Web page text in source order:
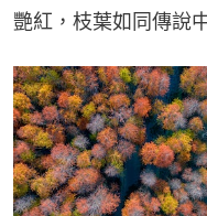
艷紅，枝葉如同傳說